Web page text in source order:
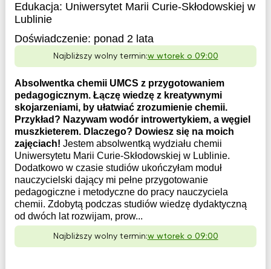
Edukacja: Uniwersytet Marii Curie-Skłodowskiej w
Lublinie
Doświadczenie: ponad 2 lata
Najbliższy wolny termin:w wtorek o 09:00
Absolwentka chemii UMCS z przygotowaniem
pedagogicznym. Łączę wiedzę z kreatywnymi
skojarzeniami, by ułatwiać zrozumienie chemii.
Przykład? Nazywam wodór introwertykiem, a węgiel
muszkieterem. Dlaczego? Dowiesz się na moich
zajęciach! Jestem absolwentką wydziału chemii
Uniwersytetu Marii Curie-Skłodowskiej w Lublinie.
Dodatkowo w czasie studiów ukończyłam moduł
nauczycielski dający mi pełne przygotowanie
pedagogiczne i metodyczne do pracy nauczyciela
chemii. Zdobytą podczas studiów wiedzę dydaktyczną
od dwóch lat rozwijam, prow...
Najbliższy wolny termin:w wtorek o 09:00